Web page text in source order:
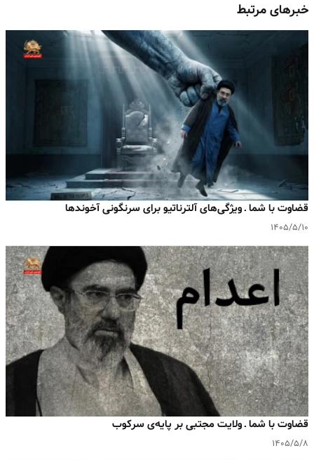
خبرهای مرتبط
قضاوت با شما ـ ویژگی‌های آلترناتیو برای سرنگونی آخوندها
۱۴۰۵/۵/۱۰
قضاوت با شما ـ ولایت مجتبی بر پایه‌ی سرکوب
۱۴۰۵/۵/۸